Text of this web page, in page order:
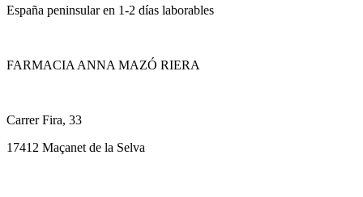
España peninsular en 1-2 días laborables
FARMACIA ANNA MAZÓ RIERA
Carrer Fira, 33
17412 Maçanet de la Selva